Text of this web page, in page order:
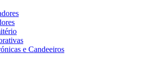
e Candeeiros